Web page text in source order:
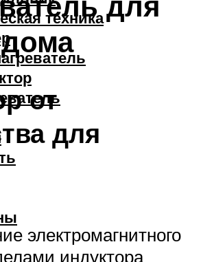
техника
от
для
электромагнитного
индуктора